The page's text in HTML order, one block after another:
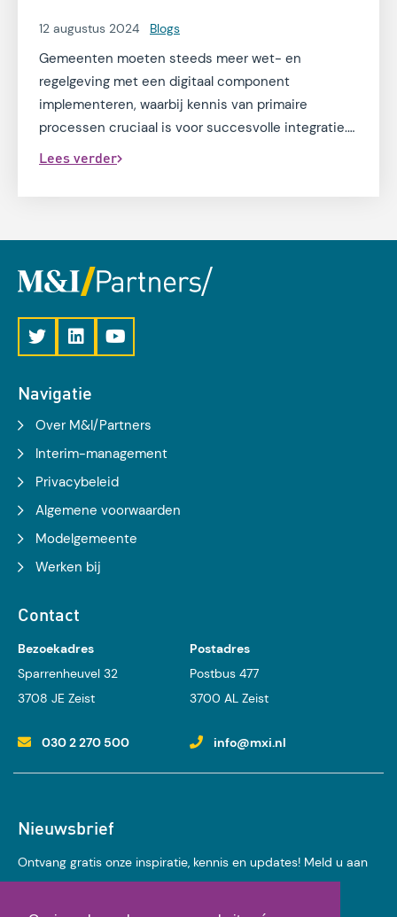
12 augustus 2024 Blogs
Gemeenten moeten steeds meer wet- en
regelgeving met een digitaal component
implementeren, waarbij kennis van primaire
processen cruciaal is voor succesvolle integratie.
Is jouw gemeente al klaar voor de digital decade?
Lees verder
Navigatie
Over M&I/Partners
Interim-management
Privacybeleid
Algemene voorwaarden
Modelgemeente
Werken bij
Contact
Bezoekadres
Sparrenheuvel 32
3708 JE Zeist
Postadres
Postbus 477
3700 AL Zeist
030 2 270 500 info@mxi.nl
Nieuwsbrief
Ontvang gratis onze inspiratie, kennis en updates! Meld u aan
voor onze nieuwsbrief: